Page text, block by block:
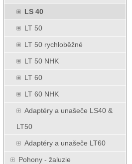
LS 40
LT 50
LT 50 rychloběžné
LT 50 NHK
LT 60
LT 60 NHK
Adaptéry a unašeče LS40 &
LT50
Adaptéry a unašeče LT60
Pohony - žaluzie